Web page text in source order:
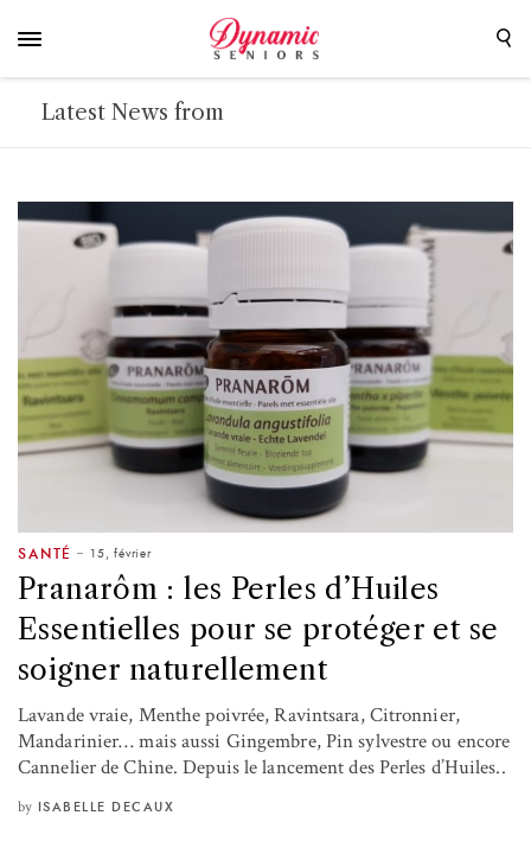
Latest News from
SANTÉ 15, février
Pranarôm : les Perles d’Huiles
Essentielles pour se protéger et se
soigner naturellement
Lavande vraie, Menthe poivrée, Ravintsara, Citronnier,
Mandarinier… mais aussi Gingembre, Pin sylvestre ou encore
Cannelier de Chine. Depuis le lancement des Perles d’Huiles..
by ISABELLE DECAUX